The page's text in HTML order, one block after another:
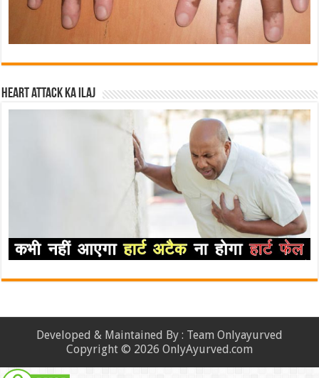
Heart attack ka ilaj
Developed & Maintained By : Team Onlyayurved
Copyright © 2026 OnlyAyurved.com